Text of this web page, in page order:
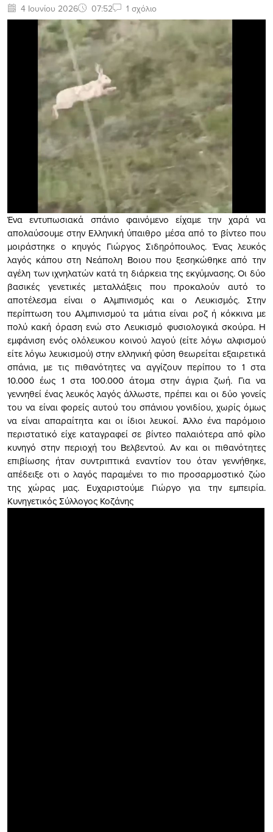
4 Ιουνίου 2026 07:52 1 σχόλιο
Ένα εντυπωσιακά σπάνιο φαινόμενο είχαμε την χαρά να
απολαύσουμε στην Ελληνική ύπαιθρο μέσα από το βίντεο που
μοιράστηκε o κηυγός Γιώργος Σιδηρόπουλος. Ένας λευκός
λαγός κάπου στη Νεάπολη Βοιου που ξεσηκώθηκε από την
αγέλη των ιχνηλατών κατά τη διάρκεια της εκγύμνασης. Οι δύο
βασικές γενετικές μεταλλάξεις που προκαλούν αυτό το
αποτέλεσμα είναι ο Αλμπινισμός και ο Λευκισμός. Στην
περίπτωση του Αλμπινισμού τα μάτια είναι ροζ ή κόκκινα με
πολύ κακή όραση ενώ στο Λευκισμό φυσιολογικά σκούρα. Η
εμφάνιση ενός ολόλευκου κοινού λαγού (είτε λόγω αλφισμού
είτε λόγω λευκισμού) στην ελληνική φύση θεωρείται εξαιρετικά
σπάνια, με τις πιθανότητες να αγγίζουν περίπου το 1 στα
10.000 έως 1 στα 100.000 άτομα στην άγρια ζωή. Για να
γεννηθεί ένας λευκός λαγός άλλωστε, πρέπει και οι δύο γονείς
του να είναι φορείς αυτού του σπάνιου γονιδίου, χωρίς όμως
να είναι απαραίτητα και οι ίδιοι λευκοί. Άλλο ένα παρόμοιο
περιστατικό είχε καταγραφεί σε βίντεο παλαιότερα από φίλο
κυνηγό στην περιοχή του Βελβεντού. Αν και οι πιθανότητες
επιβίωσης ήταν συντριπτικά εναντίον του όταν γεννήθηκε,
απέδειξε οτι ο λαγός παραμένει το πιο προσαρμοστικό ζώο
της χώρας μας. Ευχαριστούμε Γιώργο για την εμπειρία.
Κυνηγετικός Σύλλογος Κοζάνης